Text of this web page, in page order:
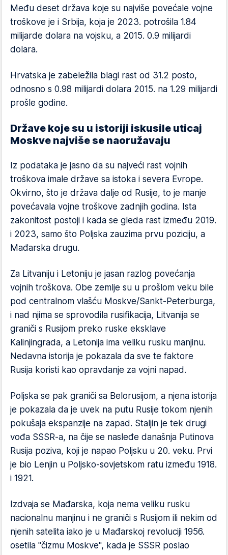
Među deset država koje su najviše povećale vojne
troškove je i Srbija, koja je 2023. potrošila 1.84
milijarde dolara na vojsku, a 2015. 0.9 milijardi
dolara.
Hrvatska je zabeležila blagi rast od 31.2 posto,
odnosno s 0.98 milijardi dolara 2015. na 1.29 milijardi
prošle godine.
Države koje su u istoriji iskusile uticaj
Moskve najviše se naoružavaju
Iz podataka je jasno da su najveći rast vojnih
troškova imale države sa istoka i severa Evrope.
Okvirno, što je država dalje od Rusije, to je manje
povećavala vojne troškove zadnjih godina. Ista
zakonitost postoji i kada se gleda rast između 2019.
i 2023, samo što Poljska zauzima prvu poziciju, a
Mađarska drugu.
Za Litvaniju i Letoniju je jasan razlog povećanja
vojnih troškova. Obe zemlje su u prošlom veku bile
pod centralnom vlašću Moskve/Sankt-Peterburga,
i nad njima se sprovodila rusifikacija, Litvanija se
graniči s Rusijom preko ruske eksklave
Kalinjingrada, a Letonija ima veliku rusku manjinu.
Nedavna istorija je pokazala da sve te faktore
Rusija koristi kao opravdanje za vojni napad.
Poljska se pak graniči sa Belorusijom, a njena istorija
je pokazala da je uvek na putu Rusije tokom njenih
pokušaja ekspanzije na zapad. Staljin je tek drugi
vođa SSSR-a, na čije se nasleđe današnja Putinova
Rusija poziva, koji je napao Poljsku u 20. veku. Prvi
je bio Lenjin u Poljsko-sovjetskom ratu između 1918.
i 1921.
Izdvaja se Mađarska, koja nema veliku rusku
nacionalnu manjinu i ne graniči s Rusijom ili nekim od
njenih satelita iako je u Mađarskoj revoluciji 1956.
osetila "čizmu Moskve", kada je SSSR poslao